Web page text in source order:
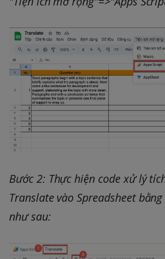
Bước 2: Thực hiện code xử lý
Translate vào Spreadsheet
như sau: